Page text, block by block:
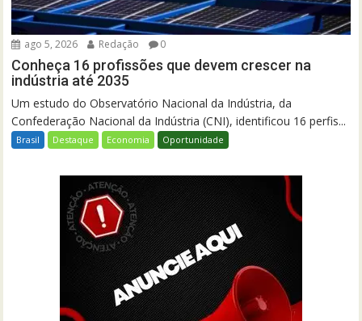
ago 5, 2026 Redação 0
Conheça 16 profissões que devem crescer na
indústria até 2035
Um estudo do Observatório Nacional da Indústria, da
Confederação Nacional da Indústria (CNI), identificou 16 perfis...
Brasil Destaque Economia Oportunidade